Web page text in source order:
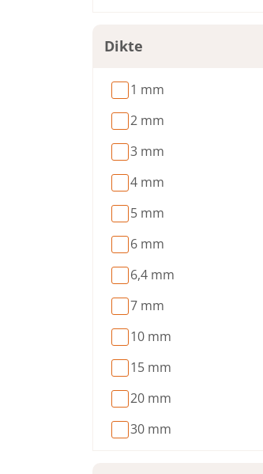
Dikte
1 mm
2 mm
3 mm
4 mm
5 mm
6 mm
6,4 mm
7 mm
10 mm
15 mm
20 mm
30 mm